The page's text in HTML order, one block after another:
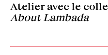
Atelier avec le
About Lambada